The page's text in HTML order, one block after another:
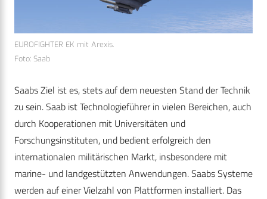
EUROFIGHTER EK mit Arexis.
Foto: Saab
Saabs Ziel ist es, stets auf dem neuesten Stand der Technik
zu sein. Saab ist Technologieführer in vielen Bereichen, auch
durch Kooperationen mit Universitäten und
Forschungsinstituten, und bedient erfolgreich den
internationalen militärischen Markt, insbesondere mit
marine- und landgestützten Anwendungen. Saabs Systeme
werden auf einer Vielzahl von Plattformen installiert. Das